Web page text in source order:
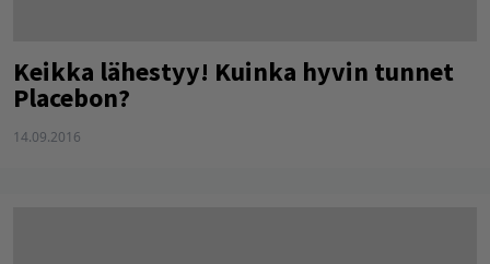
Keikka lähestyy! Kuinka hyvin tunnet
Placebon?
14.09.2016